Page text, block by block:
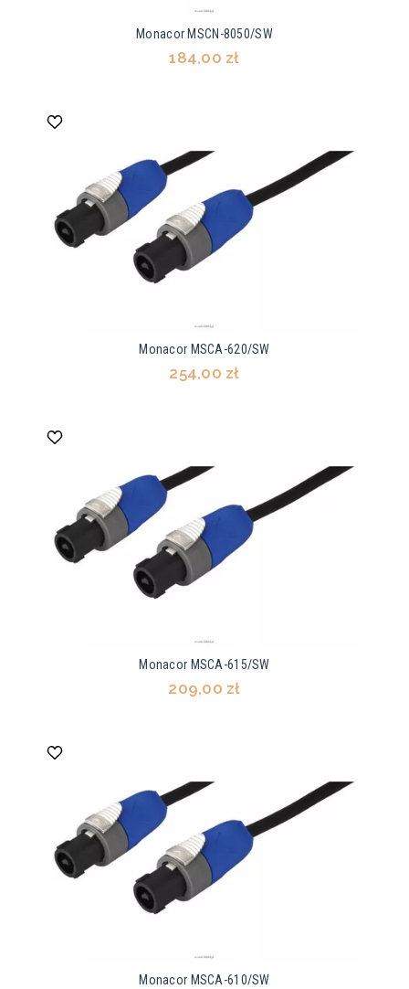
Monacor MSCN-8050/SW
184,00 zł
Monacor MSCA-620/SW
254,00 zł
Monacor MSCA-615/SW
209,00 zł
Monacor MSCA-610/SW